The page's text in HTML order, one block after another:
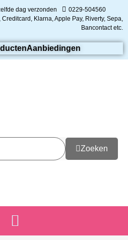
dag verzonden
0229-504560
Klarna, Apple Pay, Riverty, Sepa,
Bancontact etc.
Aanbiedingen
Zoeken